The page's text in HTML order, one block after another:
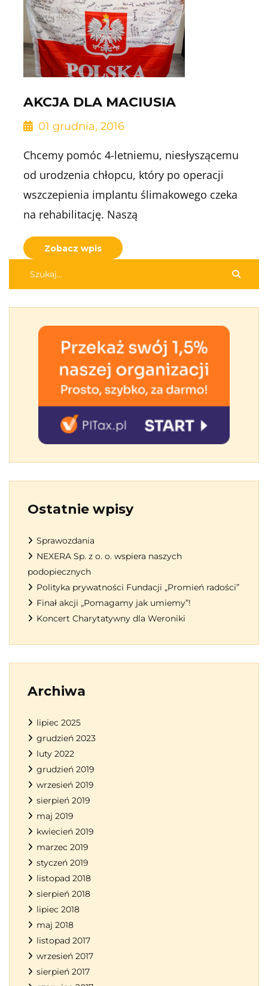
AKCJA DLA MACIUSIA
01 grudnia, 2016
Chcemy pomóc 4-letniemu, niesłyszącemu
od urodzenia chłopcu, który po operacji
wszczepienia implantu ślimakowego czeka
na rehabilitację. Naszą
Zobacz wpis
Ostatnie wpisy
Sprawozdania
NEXERA Sp. z o. o. wspiera naszych
podopiecznych
Polityka prywatności Fundacji „Promień radości”
Finał akcji „Pomagamy jak umiemy”!
Koncert Charytatywny dla Weroniki
Archiwa
lipiec 2025
grudzień 2023
luty 2022
grudzień 2019
wrzesień 2019
sierpień 2019
maj 2019
kwiecień 2019
marzec 2019
styczeń 2019
listopad 2018
sierpień 2018
lipiec 2018
maj 2018
listopad 2017
wrzesień 2017
sierpień 2017